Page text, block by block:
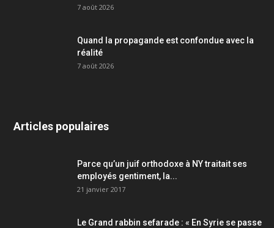
7 août 2026
Quand la propagande est confondue avec la
réalité
7 août 2026
Articles populaires
Parce qu’un juif orthodoxe à NY traitait ses
employés gentiment, la...
21 janvier 2017
Le Grand rabbin sefarade : « En Syrie se passe